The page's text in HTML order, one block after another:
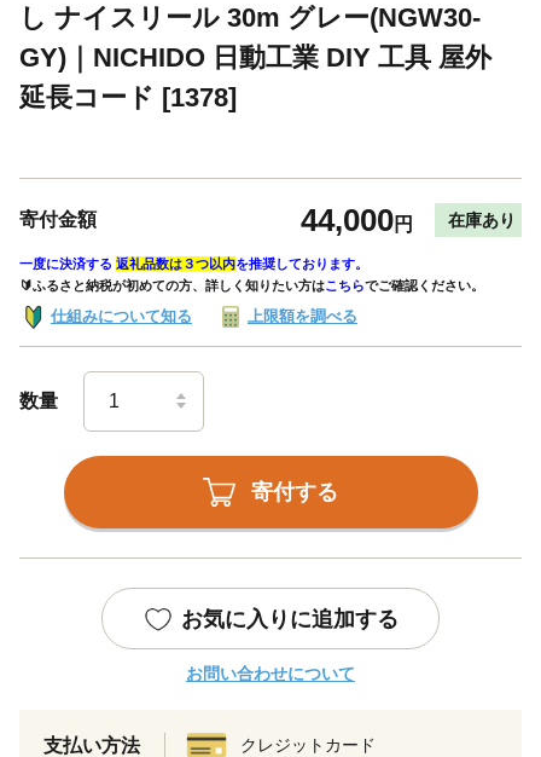
し ナイスリール 30m グレー(NGW30-
GY)｜NICHIDO 日動工業 DIY 工具 屋外
延長コード [1378]
寄付金額 44,000円 在庫あり
一度に決済する 返礼品数は３つ以内を推奨しております。
🔰ふるさと納税が初めての方、詳しく知りたい方はこちらでご確認ください。
仕組みについて知る 上限額を調べる
数量
寄付する
お気に入りに追加する
お問い合わせについて
支払い方法 クレジットカード